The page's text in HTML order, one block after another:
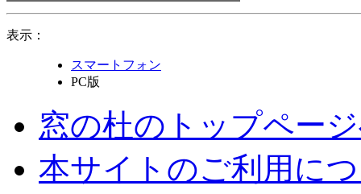
表示：
スマートフォン
PC版
窓の杜のトップペー
本サイトのご利用に